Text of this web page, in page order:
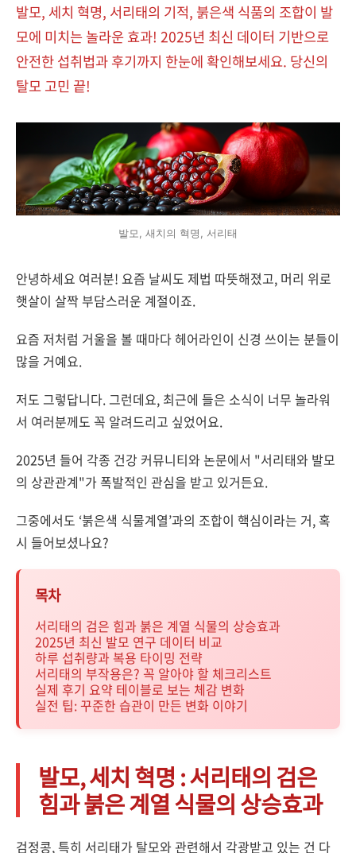
발모, 세치 혁명, 서리태의 기적, 붉은색 식품의 조합이 발
모에 미치는 놀라운 효과! 2025년 최신 데이터 기반으로
안전한 섭취법과 후기까지 한눈에 확인해보세요. 당신의
탈모 고민 끝!
발모, 새치의 혁명, 서리태
안녕하세요 여러분! 요즘 날씨도 제법 따뜻해졌고, 머리 위로
햇살이 살짝 부담스러운 계절이죠.
요즘 저처럼 거울을 볼 때마다 헤어라인이 신경 쓰이는 분들이
많을 거예요.
저도 그렇답니다. 그런데요, 최근에 들은 소식이 너무 놀라워
서 여러분께도 꼭 알려드리고 싶었어요.
2025년 들어 각종 건강 커뮤니티와 논문에서 "서리태와 발모
의 상관관계"가 폭발적인 관심을 받고 있거든요.
그중에서도 ‘붉은색 식물계열’과의 조합이 핵심이라는 거, 혹
시 들어보셨나요?
목차
서리태의 검은 힘과 붉은 계열 식물의 상승효과
2025년 최신 발모 연구 데이터 비교
하루 섭취량과 복용 타이밍 전략
서리태의 부작용은? 꼭 알아야 할 체크리스트
실제 후기 요약 테이블로 보는 체감 변화
실전 팁: 꾸준한 습관이 만든 변화 이야기
발모, 세치 혁명 : 서리태의 검은
힘과 붉은 계열 식물의 상승효과
검정콩, 특히 서리태가 탈모와 관련해서 각광받고 있는 건 다